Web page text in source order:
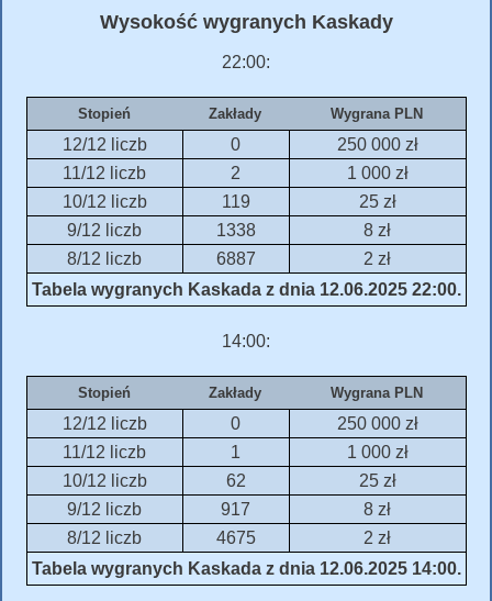
Wysokość wygranych Kaskady
22:00:
Stopień Zakłady Wygrana PLN
12/12 liczb 0
250 000 zł
11/12 liczb
2
1 000 zł
10/12 liczb
119
25 zł
9/12 liczb
1338
8 zł
8/12 liczb
6887
2 zł
Tabela wygranych Kaskada z dnia 12.06.2025 22:00.
14:00:
Stopień Zakłady Wygrana PLN
12/12 liczb 0
250 000 zł
11/12 liczb
1
1 000 zł
10/12 liczb
62
25 zł
9/12 liczb
917
8 zł
8/12 liczb
4675
2 zł
Tabela wygranych Kaskada z dnia 12.06.2025 14:00.